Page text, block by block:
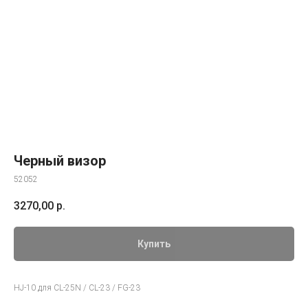
Черный визор
52052
3270,00 р.
Купить
HJ-10 для CL-25N / CL-23 / FG-23